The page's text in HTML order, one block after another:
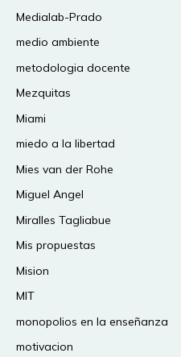
Medialab-Prado
medio ambiente
metodologia docente
Mezquitas
Miami
miedo a la libertad
Mies van der Rohe
Miguel Angel
Miralles Tagliabue
Mis propuestas
Mision
MIT
monopolios en la enseñanza
motivacion